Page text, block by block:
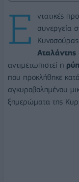
Ε
ντατικές
συνεργεία
Κυνοσούρας
Αταλάντης
αντιμετωπιστεί η
που προκλήθηκε
αγκυροβολημένου
ξημερώματα της